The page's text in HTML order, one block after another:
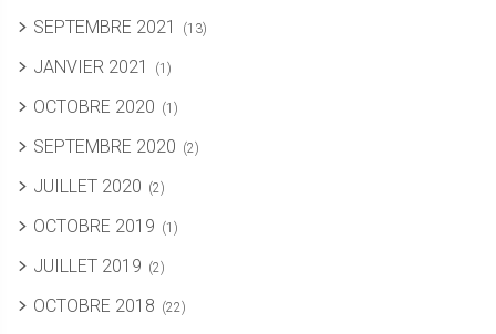
SEPTEMBRE 2021 (13)
JANVIER 2021 (1)
OCTOBRE 2020 (1)
SEPTEMBRE 2020 (2)
JUILLET 2020 (2)
OCTOBRE 2019 (1)
JUILLET 2019 (2)
OCTOBRE 2018 (22)